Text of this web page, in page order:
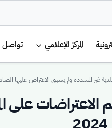
المركز الإعلامي تواصل
ولم يسبق الاعتراض عليها الصادرة قبل 1
الاعتراضات على